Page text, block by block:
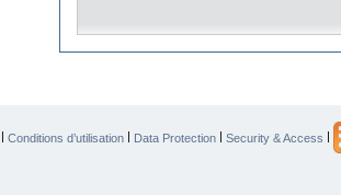
| Conditions d’utilisation | Data Protection | Security & Access |